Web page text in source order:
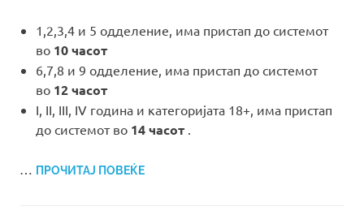
1,2,3,4 и 5 одделение, има пристап до системот
во 10 часот
6,7,8 и 9 одделение, има пристап до системот
во 12 часот
I, II, III, IV година и категоријата 18+, има пристап
до системот во 14 часот .
… ПРОЧИТАЈ ПОВЕЌЕ